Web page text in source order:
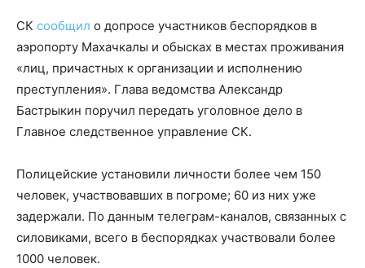
СК сообщил о допросе участников беспорядков в
аэропорту Махачкалы и обысках в местах проживания
«лиц, причастных к организации и исполнению
преступления». Глава ведомства Александр
Бастрыкин поручил передать уголовное дело в
Главное следственное управление СК.
Полицейские установили личности более чем 150
человек, участвовавших в погроме; 60 из них уже
задержали. По данным телеграм-каналов, связанных с
силовиками, всего в беспорядках участвовали более
1000 человек.